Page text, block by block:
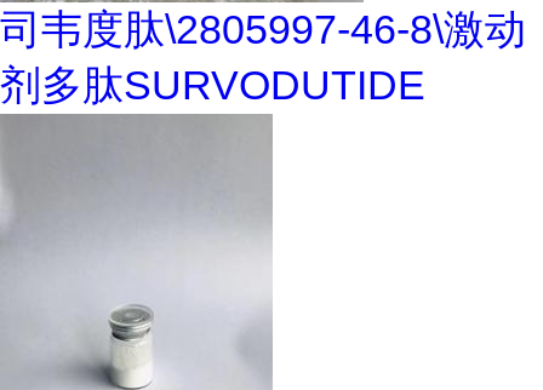
司韦度肽\2805997-46-8\激动
剂多肽SURVODUTIDE